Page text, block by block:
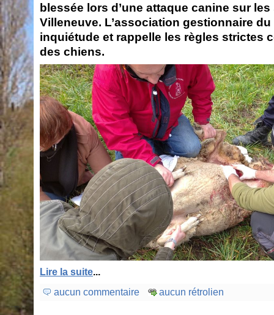
blessée lors d’une attaque canine sur
Villeneuve. L’association gestionnaire
inquiétude et rappelle les règles strictes
des chiens.
Lire la suite...
aucun commentaire
aucun rétrolien